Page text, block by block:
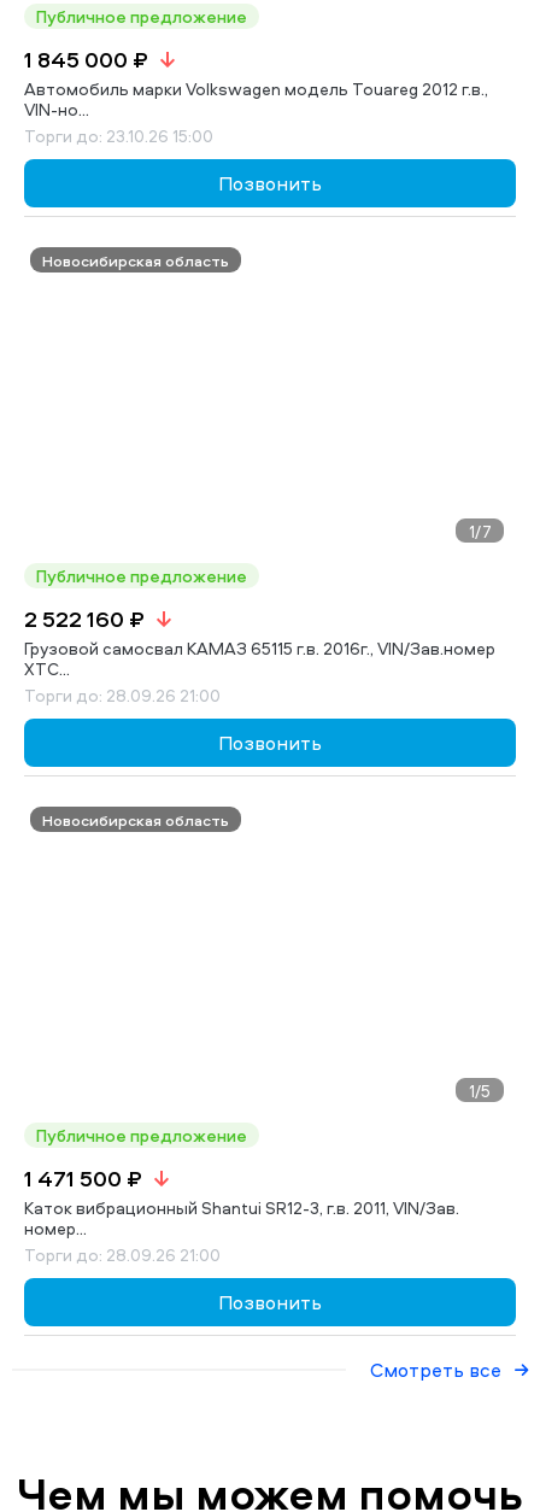
Публичное предложение
1 845 000 ₽
Автомобиль марки Volkswagen модель Touareg 2012 г.в.,
VIN-но...
Торги до: 23.10.26 15:00
Позвонить
Новосибирская область
1/7
Публичное предложение
2 522 160 ₽
Грузовой самосвал КАМАЗ 65115 г.в. 2016г., VIN/Зав.номер
XTC...
Торги до: 28.09.26 21:00
Позвонить
Новосибирская область
1/5
Публичное предложение
1 471 500 ₽
Каток вибрационный Shantui SR12-3, г.в. 2011, VIN/Зав.
номер...
Торги до: 28.09.26 21:00
Позвонить
Смотреть все
Чем мы можем помочь